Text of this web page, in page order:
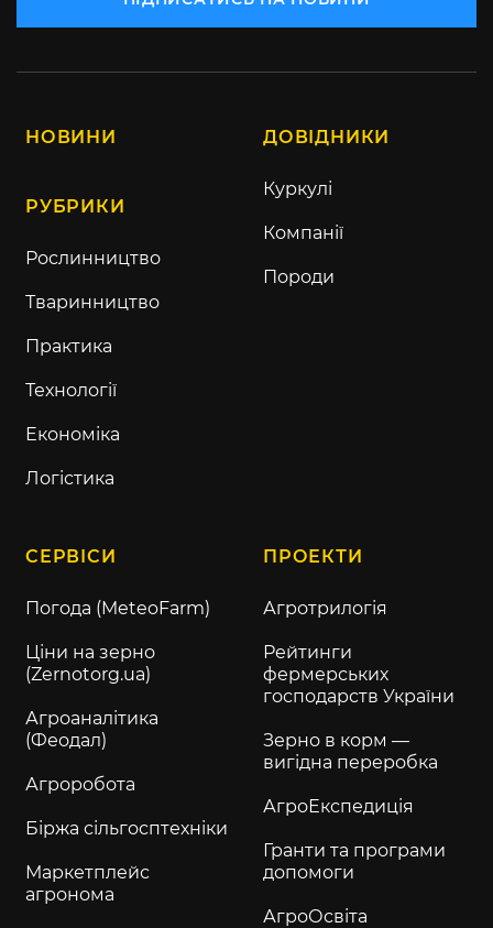
НОВИНИ
РУБРИКИ
Рослинництво
Тваринництво
Практика
Технології
Економіка
Логістика
ДОВІДНИКИ
Куркулі
Компанії
Породи
СЕРВІСИ
Погода (MeteoFarm)
Ціни на зерно
(Zernotorg.ua)
Агроаналітика
(Феодал)
Агроробота
Біржа сільгосптехніки
Маркетплейс
агронома
ПРОЕКТИ
Агротрилогія
Рейтинги
фермерських
господарств України
Зерно в корм —
вигідна переробка
АгроЕкспедиція
Гранти та програми
допомоги
АгроОсвіта